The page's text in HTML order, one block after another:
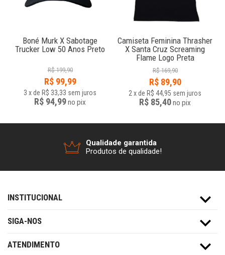
Boné Murk X Sabotage
Trucker Low 50 Anos Preto
R$ 199,90
R$ 99,99
3 xde R$ 33,33 sem juros
R$ 94,99no pix
Camiseta Feminina Thrasher
X Santa Cruz Screaming
Flame Logo Preta
R$ 169,90
R$ 89,90
2 xde R$ 44,95 sem juros
R$ 85,40no pix
Qualidade garantida
Produtos de qualidade!
INSTITUCIONAL
SIGA-NOS
ATENDIMENTO